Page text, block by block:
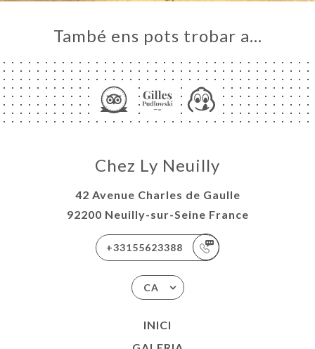
També ens pots trobar a…
Chez Ly Neuilly
42 Avenue Charles de Gaulle
92200 Neuilly-sur-Seine France
+33155623388
CA
INICI